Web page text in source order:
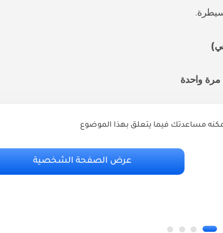
مساعدتك فيما يتعلق بهذا الموضوع
عرض الصفحة الشخصية